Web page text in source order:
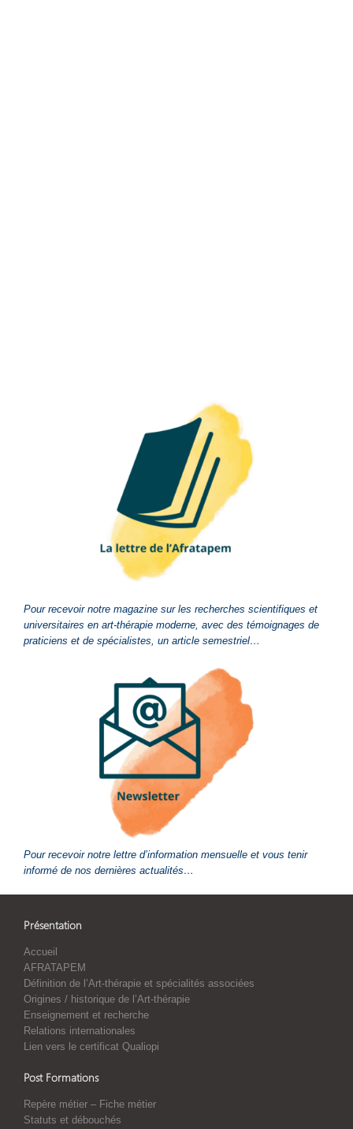
Pour recevoir notre magazine sur les recherches scientifiques et
universitaires en art-thérapie moderne, avec des témoignages de
praticiens et de spécialistes, un article semestriel…
Pour recevoir notre lettre d’information mensuelle et vous tenir
informé de nos dernières actualités…
Présentation
Accueil
AFRATAPEM
Définition de l’Art-thérapie et spécialités associées
Origines / historique de l’Art-thérapie
Enseignement et recherche
Relations internationales
Lien vers le certificat Qualiopi
Post Formations
Repère métier – Fiche métier
Statuts et débouchés